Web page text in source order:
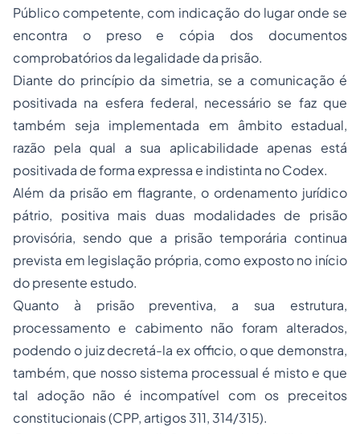
Público competente, com indicação do lugar onde se
encontra o preso e cópia dos documentos
comprobatórios da legalidade da prisão.
Diante do princípio da simetria, se a comunicação é
positivada na esfera federal, necessário se faz que
também seja implementada em âmbito estadual,
razão pela qual a sua aplicabilidade apenas está
positivada de forma expressa e indistinta noCodex.
Além da prisão em flagrante, o ordenamento jurídico
pátrio, positiva mais duas modalidades de prisão
provisória, sendo que a prisão temporária continua
prevista em legislação própria, como exposto no início
do presente estudo.
Quanto à prisão preventiva, a sua estrutura,
processamento e cabimento não foram alterados,
podendo o juiz decretá-la ex officio, o que demonstra,
também, que nosso sistema processual é misto e que
tal adoção não é incompatível com os preceitos
constitucionais (CPP, artigos 311, 314/315).